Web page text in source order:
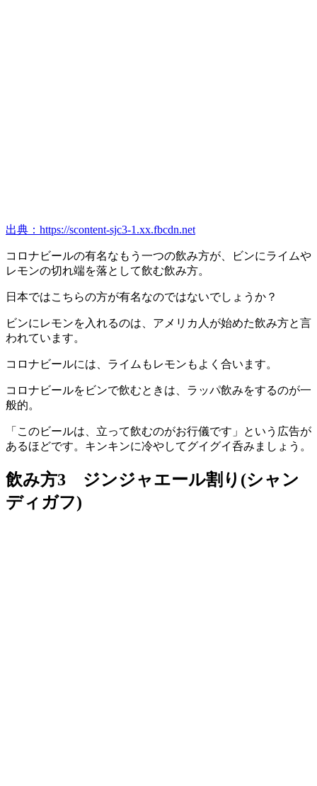
出典：https://scontent-sjc3-1.xx.fbcdn.net
コロナビールの有名なもう一つの飲み方が、ビンにライムや
レモンの切れ端を落として飲む飲み方。
日本ではこちらの方が有名なのではないでしょうか？
ビンにレモンを入れるのは、アメリカ人が始めた飲み方と言
われています。
コロナビールには、ライムもレモンもよく合います。
コロナビールをビンで飲むときは、ラッパ飲みをするのが一
般的。
「このビールは、立って飲むのがお行儀です」という広告が
あるほどです。キンキンに冷やしてグイグイ呑みましょう。
飲み方3 ジンジャエール割り(シャン
ディガフ)